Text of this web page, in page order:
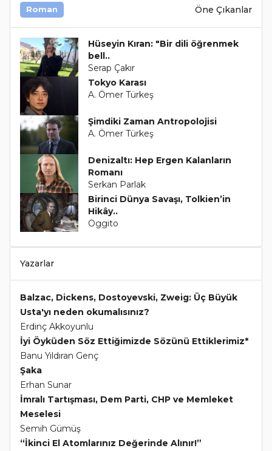
Roman Öne Çıkanlar
Hüseyin Kıran: "Bir dili öğrenmek
bell..
Serap Çakır
Tokyo Karası
A. Ömer Türkeş
Şimdiki Zaman Antropolojisi
A. Ömer Türkeş
Denizaltı: Hep Ergen Kalanların
Romanı
Serkan Parlak
Birinci Dünya Savaşı, Tolkien’in
Hikây..
Oggito
Yazarlar
Balzac, Dickens, Dostoyevski, Zweig: Üç Büyük
Usta'yı neden okumalısınız?
Erdinç Akkoyunlu
İyi Öyküden Söz Ettiğimizde Sözünü Ettiklerimiz*
Banu Yıldıran Genç
Şaka
Erhan Sunar
İmralı Tartışması, Dem Parti, CHP ve Memleket
Meselesi
Semih Gümüş
“İkinci El Atomlarınız Değerinde Alınır!”